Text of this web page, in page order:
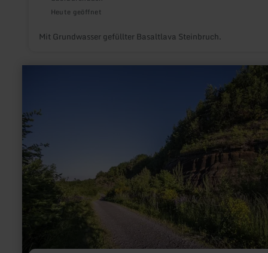
Heute geöffnet
Mit Grundwasser gefüllter Basaltlava Steinbruch.
Wand